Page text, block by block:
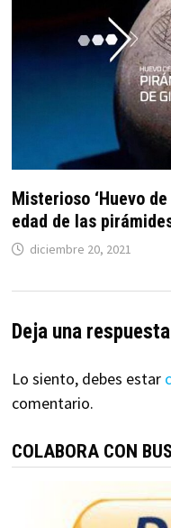
Misterioso ‘Huevo
edad de las
diciembre 20, 2021
Deja una respuesta
Lo siento, debes estar
comentario.
COLABORA CON